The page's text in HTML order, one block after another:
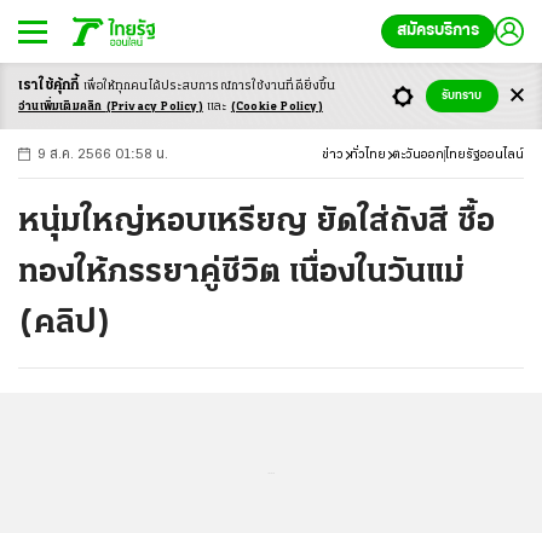
สมัครบริการ
-ก ก ก+
9 ส.ค. 2566 01:58 น. ข่าว ทั่วไทย ตะวันออก ไทยรัฐออนไลน์
หนุ่มใหญ่หอบเหรียญ ยัดใส่ถังสี ซื้อ
ทองให้ภรรยาคู่ชีวิต เนื่องในวันแม่
(คลิป)
เราใช้คุ้กกี้ เพื่อให้ทุกคนได้ประสบการณ์การใช้งานที่ดียิ่งขึ้น
อ่านเพิ่มเติมคลิก (Privacy Policy) และ (Cookie Policy)
รับทราบ